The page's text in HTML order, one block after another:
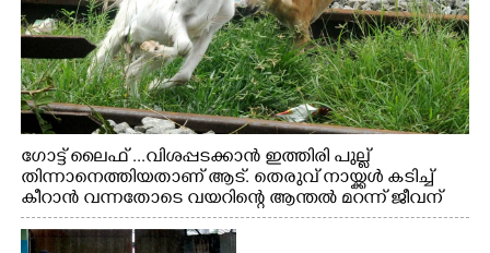
ഗോട്ട് ലൈഫ് ...വിശപ്പടക്കാൻ ഇത്തിരി പുല്ല്
തിന്നാനെത്തിയതാണ് ആട്. തെരുവ് നായ്ക്കൾ കടിച്ച്
കീറാൻ വന്നതോടെ വയറിന്റെ ആന്തൽ മറന്ന് ജീവന്
വേണ്ടിയായി ഓട്ടം. എറണാകുളം വാത്തുരുത്തിയിൽ
നിന്നുള്ള കാഴ്ച